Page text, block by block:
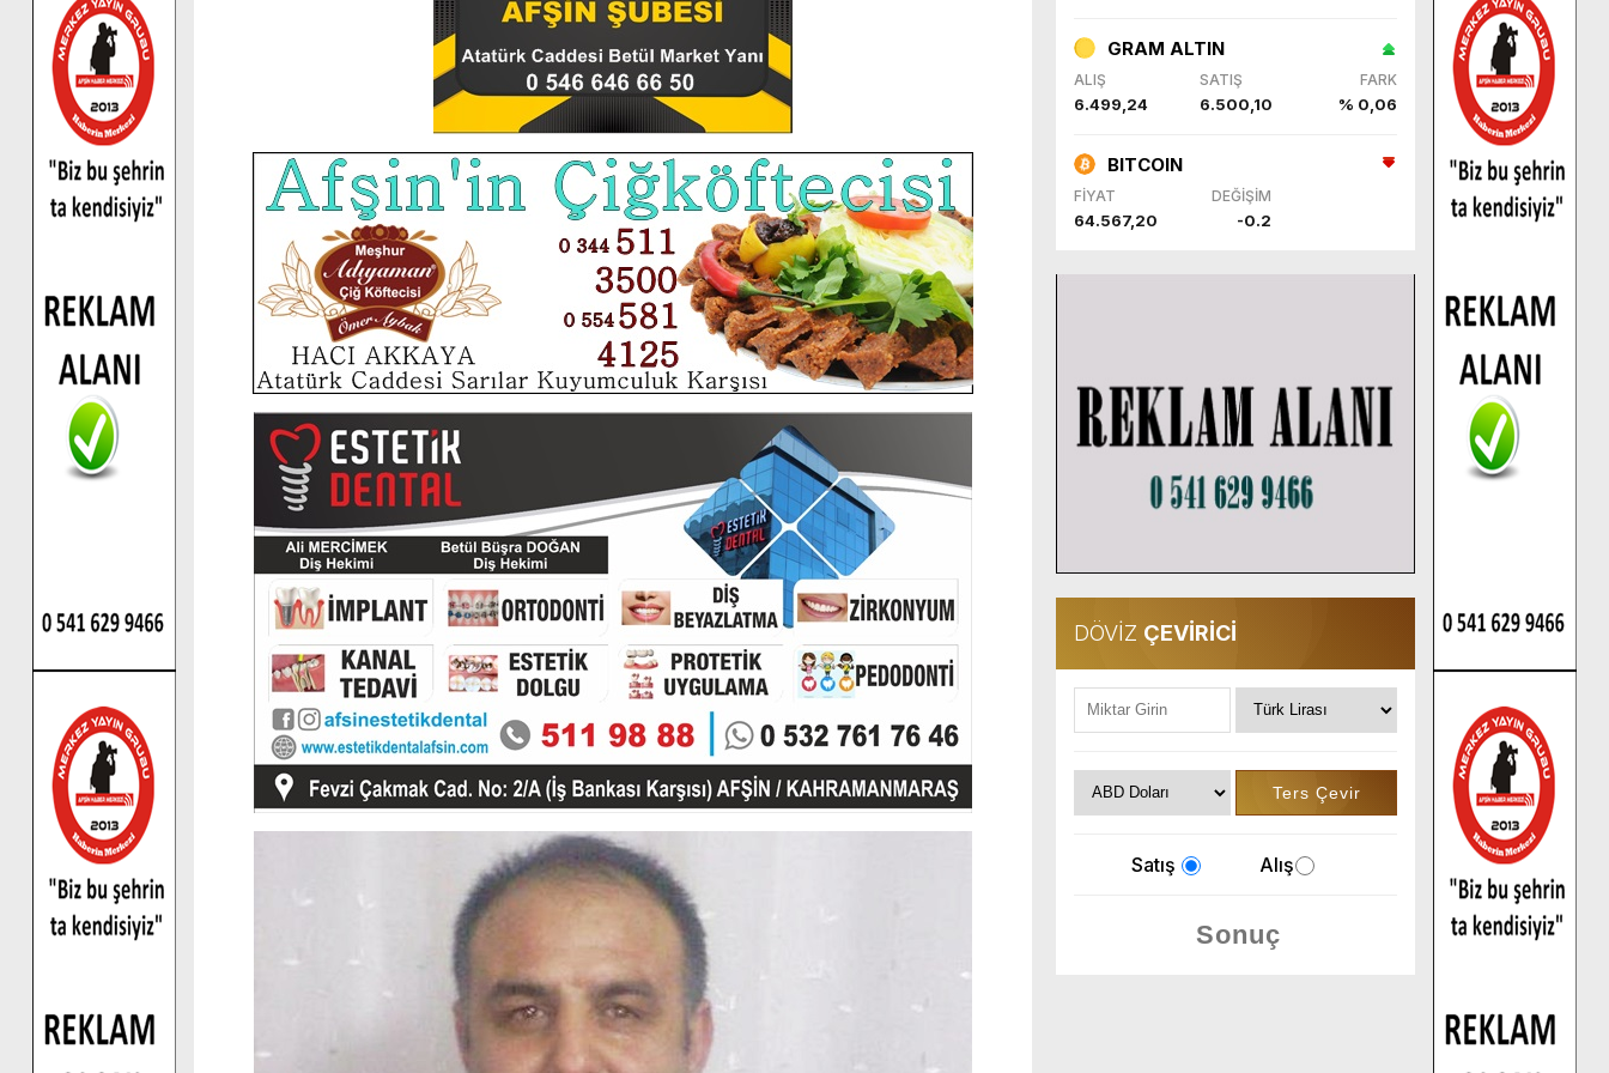
GRAM ALTIN
ALIŞ SATIŞ FARK
6.499,24 6.500,10 % 0,06
BITCOIN
FİYAT DEĞİŞİM
64.567,20 -0.2
DÖVİZ ÇEVİRİCİ
Satış Alış